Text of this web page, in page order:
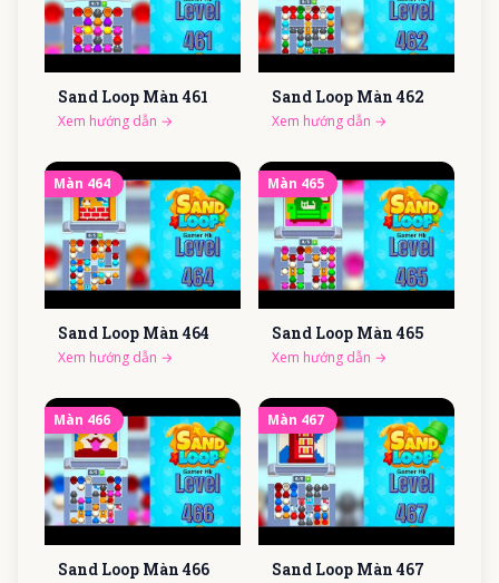
Sand Loop Màn 461
Xem hướng dẫn →
Sand Loop Màn 462
Xem hướng dẫn →
Màn 464
Sand Loop Màn 464
Xem hướng dẫn →
Màn 465
Sand Loop Màn 465
Xem hướng dẫn →
Màn 466
Sand Loop Màn 466
Màn 467
Sand Loop Màn 467